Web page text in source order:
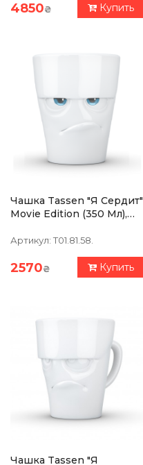
4850₴ Купить
Чашка Tassen "Я Сердит"
Movie Edition (350 Мл),
Артикул: T01.81.58.
2570₴ Купить
Чашка Tassen "Я